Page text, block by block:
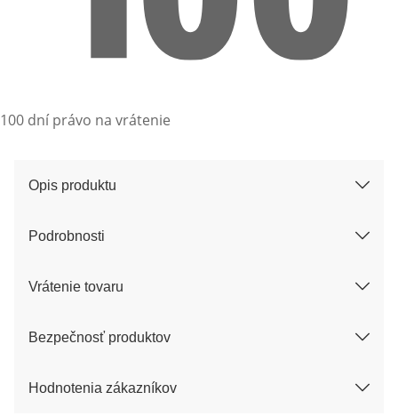
100 dní právo na vrátenie
Opis produktu
Podrobnosti
Vrátenie tovaru
Bezpečnosť produktov
Hodnotenia zákazníkov